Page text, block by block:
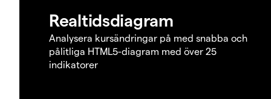
Realtidsdiagram
Analysera kursändringar på med snabba och
pålitliga HTML5-diagram med över 25
indikatorer